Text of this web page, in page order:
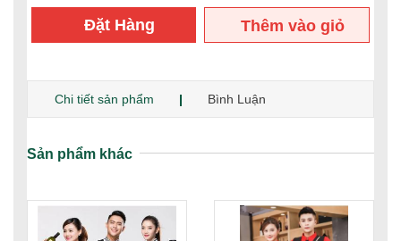
Đặt Hàng
Thêm vào giỏ
Chi tiết sản phẩm Bình Luận
Sản phẩm khác